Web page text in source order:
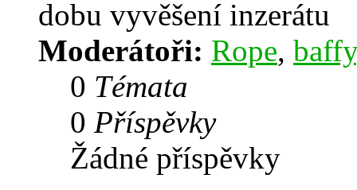
dobu vyvěšení inzerátu
Moderátoři: Rope, baffy
0 Témata
0 Příspěvky
Žádné příspěvky